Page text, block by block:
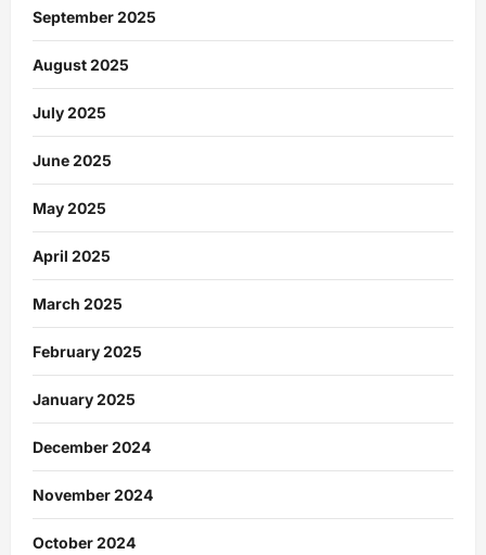
September 2025
August 2025
July 2025
June 2025
May 2025
April 2025
March 2025
February 2025
January 2025
December 2024
November 2024
October 2024